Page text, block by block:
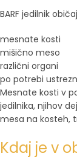
BARF jedilnik
mesnate kosti
mišično meso
različni organi
po potrebi
Mesnate kosti v
jedilnika, njihov
mesa na kosteh,
Kdaj je v